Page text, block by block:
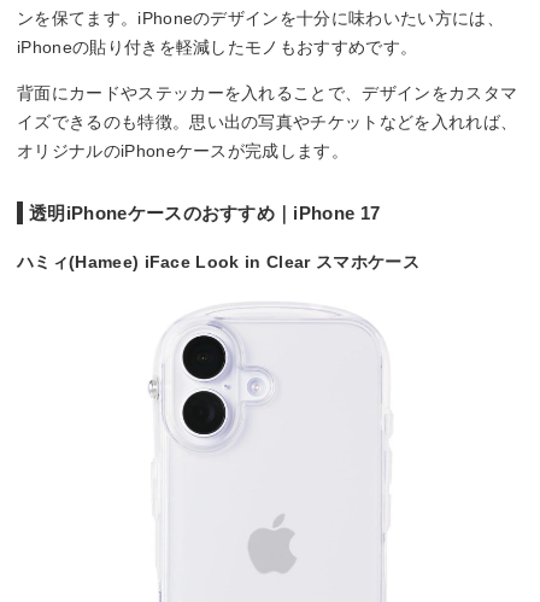
ンを保てます。iPhoneのデザインを十分に味わいたい方には、
iPhoneの貼り付きを軽減したモノもおすすめです。
背面にカードやステッカーを入れることで、デザインをカスタマ
イズできるのも特徴。思い出の写真やチケットなどを入れれば、
オリジナルのiPhoneケースが完成します。
透明iPhoneケースのおすすめ｜iPhone 17
ハミィ(Hamee) iFace Look in Clear スマホケース